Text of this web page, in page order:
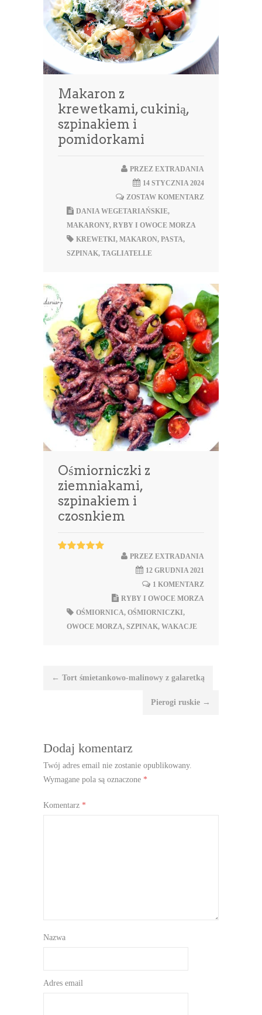
Makaron z
krewetkami, cukinią,
szpinakiem i
pomidorkami
PRZEZ EXTRADANIA
14 STYCZNIA 2024
ZOSTAW KOMENTARZ
DANIA WEGETARIAŃSKIE,
MAKARONY, RYBY I OWOCE MORZA
KREWETKI, MAKARON, PASTA,
SZPINAK, TAGLIATELLE
Ośmiorniczki z
ziemniakami,
szpinakiem i
czosnkiem
PRZEZ EXTRADANIA
12 GRUDNIA 2021
1 KOMENTARZ
RYBY I OWOCE MORZA
OŚMIORNICA, OŚMIORNICZKI,
OWOCE MORZA, SZPINAK, WAKACJE
Nawigacja
← Tort śmietankowo-malinowy z galaretką
Pierogi ruskie →
Dodaj komentarz
Twój adres email nie zostanie opublikowany.
Wymagane pola są oznaczone *
Komentarz *
Nazwa
Adres email